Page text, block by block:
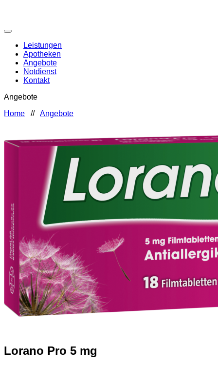
Leistungen
Apotheken
Angebote
Notdienst
Kontakt
Angebote
Home // Angebote
Lorano Pro 5 mg